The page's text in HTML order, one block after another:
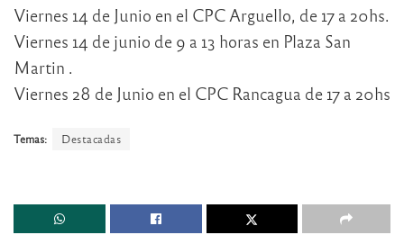
Viernes 14 de Junio en el CPC Arguello, de 17 a 20hs.
Viernes 14 de junio de 9 a 13 horas en Plaza San
Martin .
Viernes 28 de Junio en el CPC Rancagua de 17 a 20hs
Temas: Destacadas